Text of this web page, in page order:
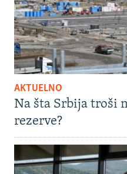
AKTUELNO
Na šta Srbija troši
rezerve?